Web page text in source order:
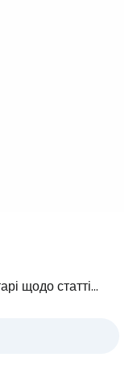
щодо статті...